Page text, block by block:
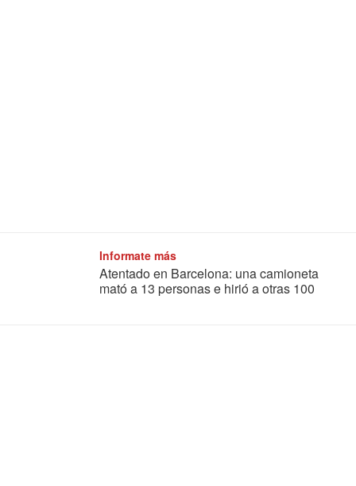
Informate más
Atentado en Barcelona: una camioneta
mató a 13 personas e hirió a otras 100